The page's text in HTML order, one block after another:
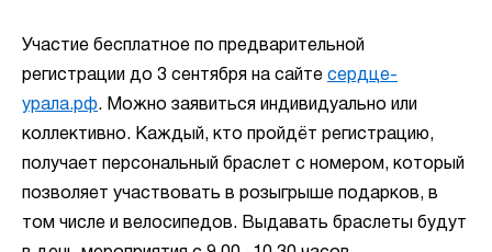
Участие бесплатное по предварительной
регистрации до 3 сентября на сайте сердце-
урала.рф. Можно заявиться индивидуально или
коллективно. Каждый, кто пройдёт регистрацию,
получает персональный браслет с номером, который
позволяет участвовать в розыгрыше подарков, в
том числе и велосипедов. Выдавать браслеты будут